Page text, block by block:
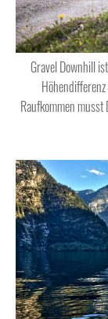
Gravel Downhill
Raufkommen